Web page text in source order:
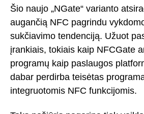
Šio naujo „NGate“ varianto
augančią NFC pagrindu
sukčiavimo tendenciją. Užuot
įrankiais, tokiais kaip NFCGate
programų kaip paslaugos
dabar perdirba teisėtas
integruotomis NFC funkcijomis.